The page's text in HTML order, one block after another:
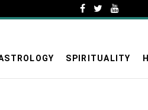
SPIRITUALITY